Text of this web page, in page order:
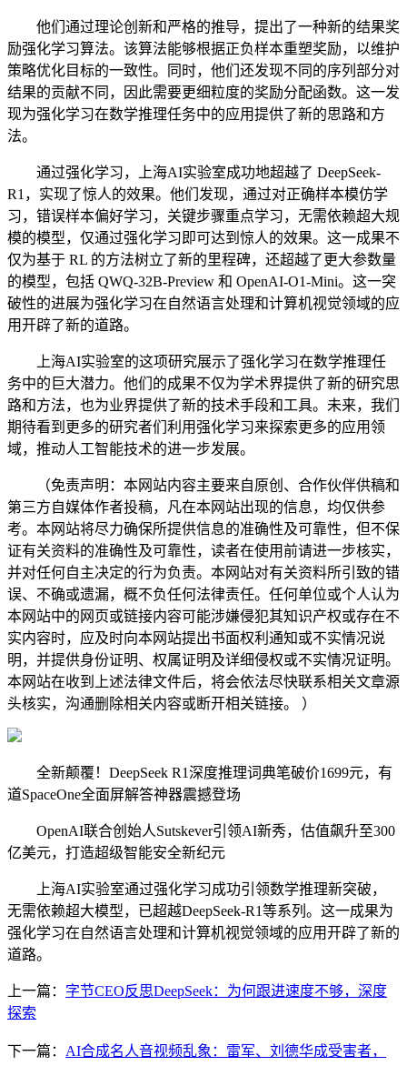
他们通过理论创新和严格的推导，提出了一种新的结果奖
励强化学习算法。该算法能够根据正负样本重塑奖励，以维护
策略优化目标的一致性。同时，他们还发现不同的序列部分对
结果的贡献不同，因此需要更细粒度的奖励分配函数。这一发
现为强化学习在数学推理任务中的应用提供了新的思路和方
法。
通过强化学习，上海AI实验室成功地超越了 DeepSeek-
R1，实现了惊人的效果。他们发现，通过对正确样本模仿学
习，错误样本偏好学习，关键步骤重点学习，无需依赖超大规
模的模型，仅通过强化学习即可达到惊人的效果。这一成果不
仅为基于 RL 的方法树立了新的里程碑，还超越了更大参数量
的模型，包括 QWQ-32B-Preview 和 OpenAI-O1-Mini。这一突
破性的进展为强化学习在自然语言处理和计算机视觉领域的应
用开辟了新的道路。
上海AI实验室的这项研究展示了强化学习在数学推理任
务中的巨大潜力。他们的成果不仅为学术界提供了新的研究思
路和方法，也为业界提供了新的技术手段和工具。未来，我们
期待看到更多的研究者们利用强化学习来探索更多的应用领
域，推动人工智能技术的进一步发展。
（免责声明：本网站内容主要来自原创、合作伙伴供稿和
第三方自媒体作者投稿，凡在本网站出现的信息，均仅供参
考。本网站将尽力确保所提供信息的准确性及可靠性，但不保
证有关资料的准确性及可靠性，读者在使用前请进一步核实，
并对任何自主决定的行为负责。本网站对有关资料所引致的错
误、不确或遗漏，概不负任何法律责任。任何单位或个人认为
本网站中的网页或链接内容可能涉嫌侵犯其知识产权或存在不
实内容时，应及时向本网站提出书面权利通知或不实情况说
明，并提供身份证明、权属证明及详细侵权或不实情况证明。
本网站在收到上述法律文件后，将会依法尽快联系相关文章源
头核实，沟通删除相关内容或断开相关链接。 ）
全新颠覆！DeepSeek R1深度推理词典笔破价1699元，有
道SpaceOne全面屏解答神器震撼登场
OpenAI联合创始人Sutskever引领AI新秀，估值飙升至300
亿美元，打造超级智能安全新纪元
上海AI实验室通过强化学习成功引领数学推理新突破，
无需依赖超大模型，已超越DeepSeek-R1等系列。这一成果为
强化学习在自然语言处理和计算机视觉领域的应用开辟了新的
道路。
上一篇： 字节CEO反思DeepSeek：为何跟进速度不够，深度
探索
下一篇： AI合成名人音视频乱象：雷军、刘德华成受害者，